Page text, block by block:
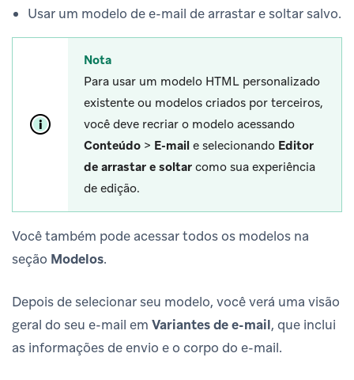
Usar um modelo de e-mail de arrastar e soltar salvo.
Nota
Para usar um modelo HTML personalizado
existente ou modelos criados por terceiros,
você deve recriar o modelo acessando
Conteúdo > E-mail e selecionando Editor
de arrastar e soltar como sua experiência
de edição.
Você também pode acessar todos os modelos na
seção Modelos.
Depois de selecionar seu modelo, você verá uma visão
geral do seu e-mail em Variantes de e-mail, que inclui
as informações de envio e o corpo do e-mail.